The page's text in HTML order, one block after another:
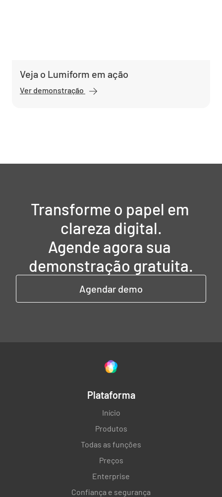
Veja o Lumiform em ação
Ver demonstração
Transforme o papel em
clareza digital.
Agende agora sua
demonstração gratuita.
Agendar demo
Plataforma
Início
Produtos
Todas as funções
Preços
Enterprise
Confiança e segurança